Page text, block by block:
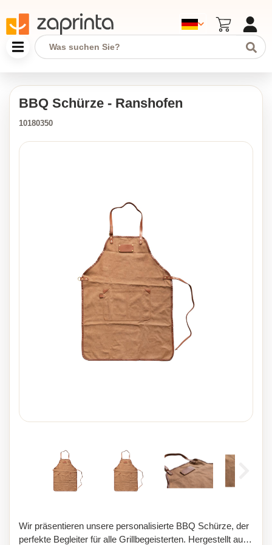
BBQ Schürze - Ranshofen
10180350
Wir präsentieren unsere personalisierte BBQ Schürze, der
perfekte Begleiter für alle Grillbegeisterten. Hergestellt aus